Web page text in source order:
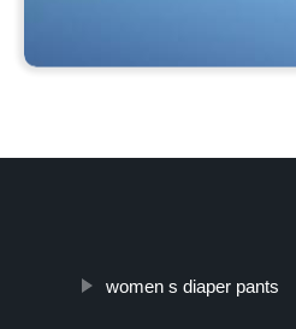
women s diaper pants